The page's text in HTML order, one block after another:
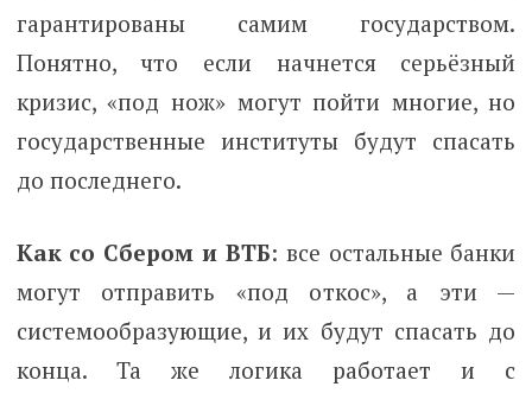
гарантированы самим государством.
Понятно, что если начнется серьёзный
кризис, «под нож» могут пойти многие, но
государственные институты будут спасать
до последнего.
Как со Сбером и ВТБ: все остальные банки
могут отправить «под откос», а эти —
системообразующие, и их будут спасать до
конца. Та же логика работает и с